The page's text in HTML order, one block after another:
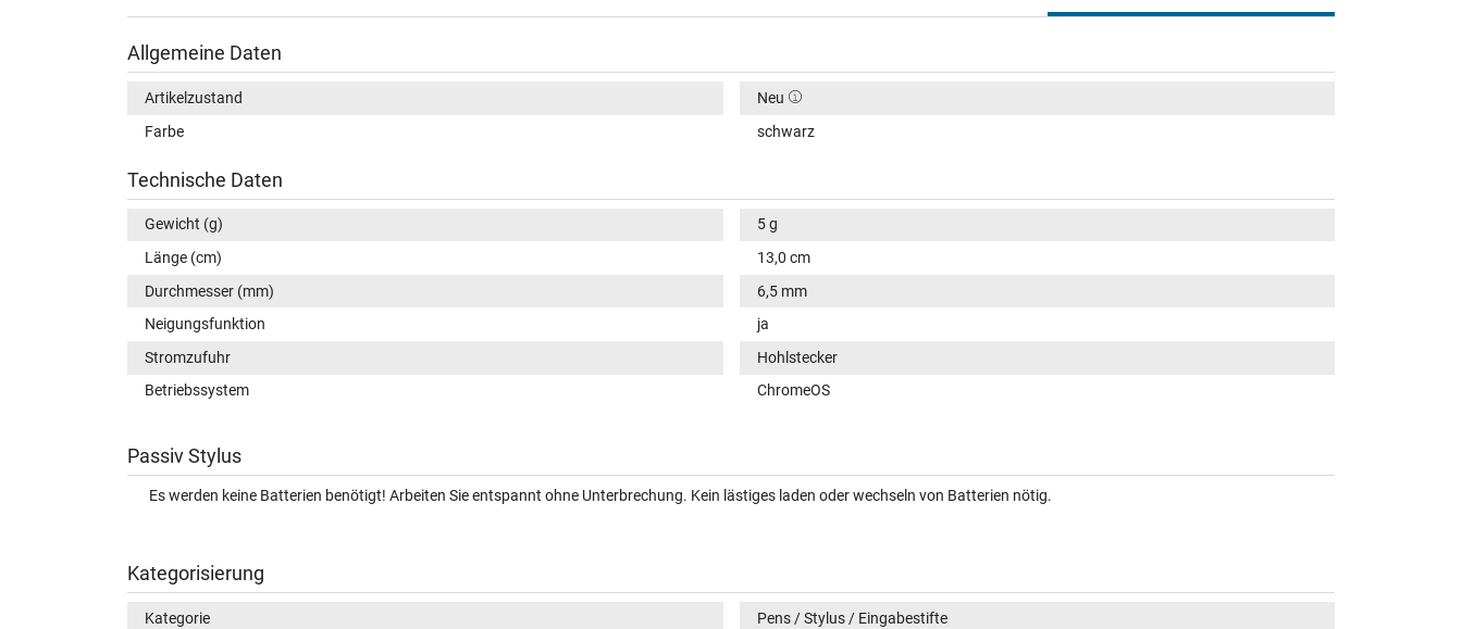
Allgemeine Daten
Artikelzustand
Neu
Farbe
schwarz
Technische Daten
Gewicht (g)
5 g
Länge (cm)
13,0 cm
Durchmesser (mm)
6,5 mm
Neigungsfunktion
ja
Stromzufuhr
Hohlstecker
Betriebssystem
ChromeOS
Passiv Stylus
Es werden keine Batterien benötigt! Arbeiten Sie entspannt ohne Unterbrechung. Kein lästiges laden oder wechseln von Batterien nötig.
Kategorisierung
Kategorie
Pens / Stylus / Eingabestifte